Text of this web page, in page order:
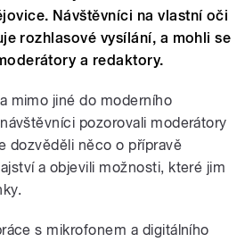
Návštěvníci na vlastní oči
rozhlasové vysílání, a mohli se
a redaktory.
mimo jiné do moderního
pozorovali moderátory
dozvěděli něco o přípravě
a objevili možnosti, které jim
s mikrofonem a digitálního